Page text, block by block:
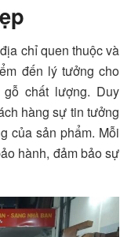
chỉ quen thuộc và
đến lý tưởng cho
chất lượng. Duy
hàng sự tin tưởng
của sản phẩm. Mỗi
hành, đảm bảo sự